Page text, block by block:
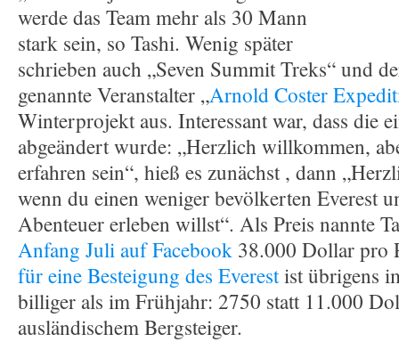
werde das Team mehr als 30 Mann
stark sein, so Tashi. Wenig später
schrieben auch „Seven Summit Treks“ und
genannte Veranstalter „Arnold Coster
Winterprojekt aus. Interessant war, dass die
abgeändert wurde: „Herzlich willkommen,
erfahren sein“, hieß es zunächst , dann
wenn du einen weniger bevölkerten Everest
Abenteuer erleben willst“. Als Preis nannte
Anfang Juli auf Facebook 38.000 Dollar pro
für eine Besteigung des Everestist übrigens
billiger als im Frühjahr: 2750 statt 11.000
ausländischem Bergsteiger.